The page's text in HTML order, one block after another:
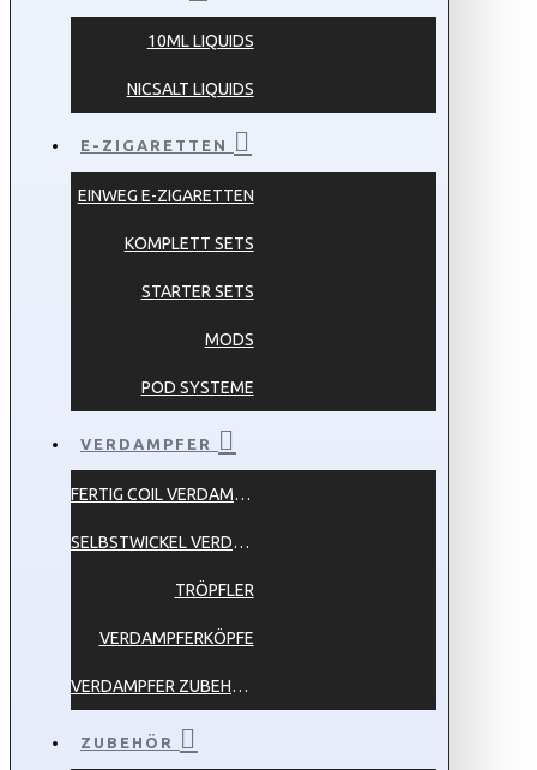
10ML LIQUIDS
NICSALT LIQUIDS
E-ZIGARETTEN
EINWEG E-ZIGARETTEN
KOMPLETT SETS
STARTER SETS
MODS
POD SYSTEME
VERDAMPFER
FERTIG COIL VERDAMPFER
SELBSTWICKEL VERDAMPFER
TRÖPFLER
VERDAMPFERKÖPFE
VERDAMPFER ZUBEHÖR
ZUBEHÖR